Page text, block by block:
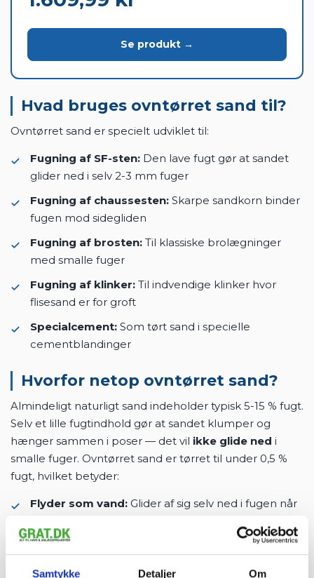
Samtykke Detaljer Om
Se produkt →
Hvad bruges ovntørret sand til?
Ovntørret sand er specielt udviklet til:
Fugning af SF-sten: Den lave fugt gør at sandet
glider ned i selv 2-3 mm fuger
Fugning af chaussesten: Skarpe sandkorn binder
fugen mod sidegliden
Fugning af brosten: Til klassiske brolægninger
med smalle fuger
Fugning af klinker: Til indvendige klinker hvor
flisesand er for groft
Specialcement: Som tørt sand i specielle
cementblandinger
Hvorfor netop ovntørret sand?
Almindeligt naturligt sand indeholder typisk 5-15 % fugt.
Selv et lille fugtindhold gør at sandet klumper og
hænger sammen i poser — det vil ikke glide ned i
smalle fuger. Ovntørret sand er tørret til under 0,5 %
fugt, hvilket betyder:
Flyder som vand: Glider af sig selv ned i fugen når
Pakker tæt:
Sætter sig fastere og fyldet fugerne